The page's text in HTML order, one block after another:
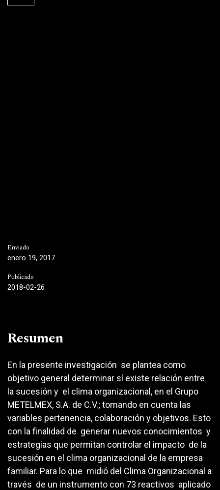
Enviado
enero 19, 2017
Publicado
2018-02-26
Resumen
En la presente investigación se plantea como
objetivo general determinar sí existe relación entre
la sucesión y el clima organizacional, en el Grupo
METELMEX, S.A. de C.V.; tomando en cuenta las
variables pertenencia, colaboración y objetivos. Esto
con la finalidad de generar nuevos conocimientos y
estrategias que permitan controlar el impacto de la
sucesión en el clima organizacional de la empresa
familiar. Para lo que midió del Clima Organizacional a
través de un instrumento con 73 reactivos aplicado